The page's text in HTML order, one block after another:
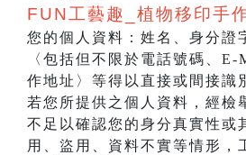
FUN工藝趣_ 植物移印手
您的個人資料：姓名、身分證
〈包括但不限於電話號碼、
作地址〉等得以直接或間接識
若您所提供之個人資料，經檢
不足以確認您的身分真實性或
用、盜用、資料不實等情形，